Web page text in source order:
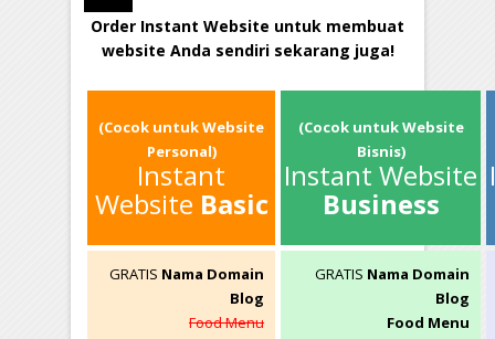
Order Instant Website untuk membuat
website Anda sendiri sekarang juga!
(Cocok untuk Website
Personal)
Instant
Website Basic
(Cocok untuk Website
Bisnis)
Instant Website
Business
GRATIS Nama Domain
Blog
Food Menu
GRATIS Nama Domain
Blog
Food Menu